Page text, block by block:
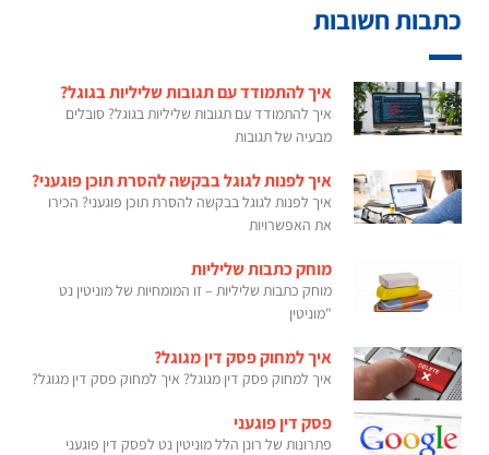
כתבות חשובות
איך להתמודד עם תגובות שליליות בגוגל?
איך להתמודד עם תגובות שליליות בגוגל? סובלים
מבעיה של תגובות
איך לפנות לגוגל בבקשה להסרת תוכן פוגעני?
איך לפנות לגוגל בבקשה להסרת תוכן פוגעני? הכירו
את האפשרויות
מוחק כתבות שליליות
מוחק כתבות שליליות – זו המומחיות של מוניטין נט
"מוניטין
איך למחוק פסק דין מגוגל?
איך למחוק פסק דין מגוגל? איך למחוק פסק דין מגוגל?
פסק דין פוגעני
פתרונות של רונן הלל מוניטין נט לפסק דין פוגעני